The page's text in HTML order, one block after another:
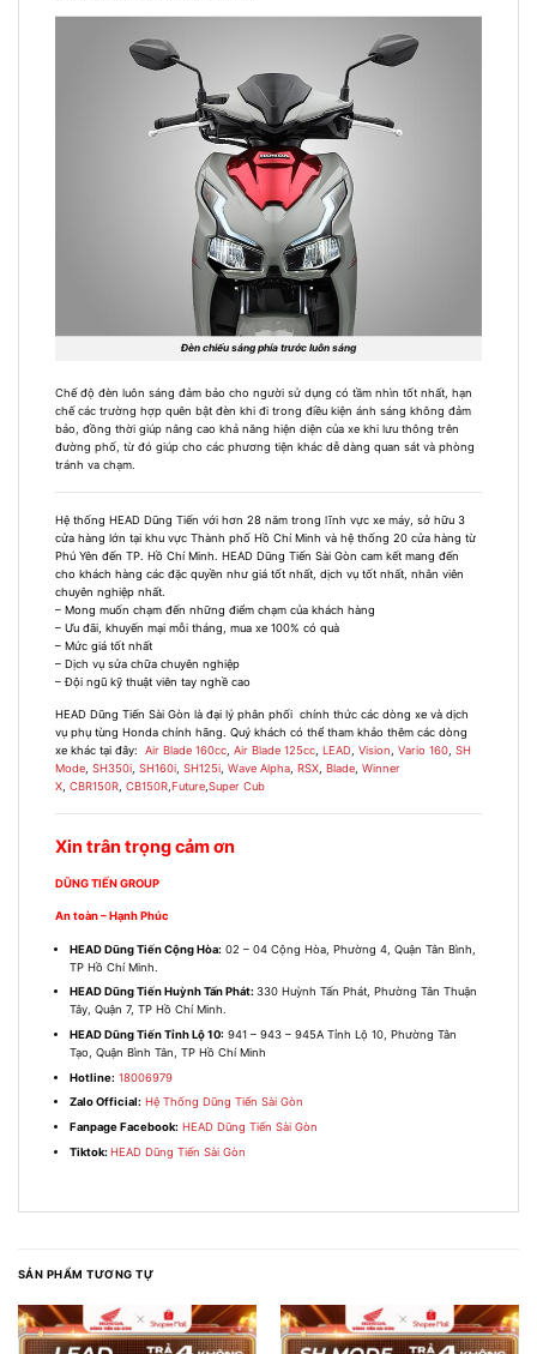
Đèn chiếu sáng phía trước luôn sáng
Chế độ đèn luôn sáng đảm bảo cho người sử dụng có tầm nhìn tốt nhất, hạn
chế các trường hợp quên bật đèn khi đi trong điều kiện ánh sáng không đảm
bảo, đồng thời giúp nâng cao khả năng hiện diện của xe khi lưu thông trên
đường phố, từ đó giúp cho các phương tiện khác dễ dàng quan sát và phòng
tránh va chạm.
Hệ thống HEAD Dũng Tiến với hơn 28 năm trong lĩnh vực xe máy, sở hữu 3
cửa hàng lớn tại khu vực Thành phố Hồ Chí Minh và hệ thống 20 cửa hàng từ
Phú Yên đến TP. Hồ Chí Minh. HEAD Dũng Tiến Sài Gòn cam kết mang đến
cho khách hàng các đặc quyền như giá tốt nhất, dịch vụ tốt nhất, nhân viên
chuyên nghiệp nhất.
– Mong muốn chạm đến những điểm chạm của khách hàng
– Ưu đãi, khuyến mại mỗi tháng, mua xe 100% có quà
– Mức giá tốt nhất
– Dịch vụ sửa chữa chuyên nghiệp
– Đội ngũ kỹ thuật viên tay nghề cao
HEAD Dũng Tiến Sài Gòn là đại lý phân phối chính thức các dòng xe và dịch
vụ phụ tùng Honda chính hãng. Quý khách có thể tham khảo thêm các dòng
xe khác tại đây: Air Blade 160cc Air Blade 125cc LEAD Vision Vario 160 SH
Mode SH350i SH160i SH125i Wave Alpha RSX Blade Winner
X CBR150R CB150R Future Super Cub
Xin trân trọng cảm ơn
DŨNG TIẾN GROUP
An toàn – Hạnh Phúc
HEAD Dũng Tiến Cộng Hòa: 02 – 04 Cộng Hòa, Phường 4, Quận Tân Bình,
TP Hồ Chí Minh.
HEAD Dũng Tiến Huỳnh Tấn Phát:330 Huỳnh Tấn Phát, Phường Tân Thuận
Tây, Quận 7, TP Hồ Chí Minh.
HEAD Dũng Tiến Tỉnh Lộ 10: 941 – 943 – 945A Tỉnh Lộ 10, Phường Tân
Tạo, Quận Bình Tân, TP Hồ Chí Minh
Hotline: 18006979
Zalo Official: Hệ Thống Dũng Tiến Sài Gòn
Fanpage Facebook: HEAD Dũng Tiến Sài Gòn
Tiktok:HEAD Dũng Tiến Sài Gòn
SẢN PHẨM TƯƠNG TỰ